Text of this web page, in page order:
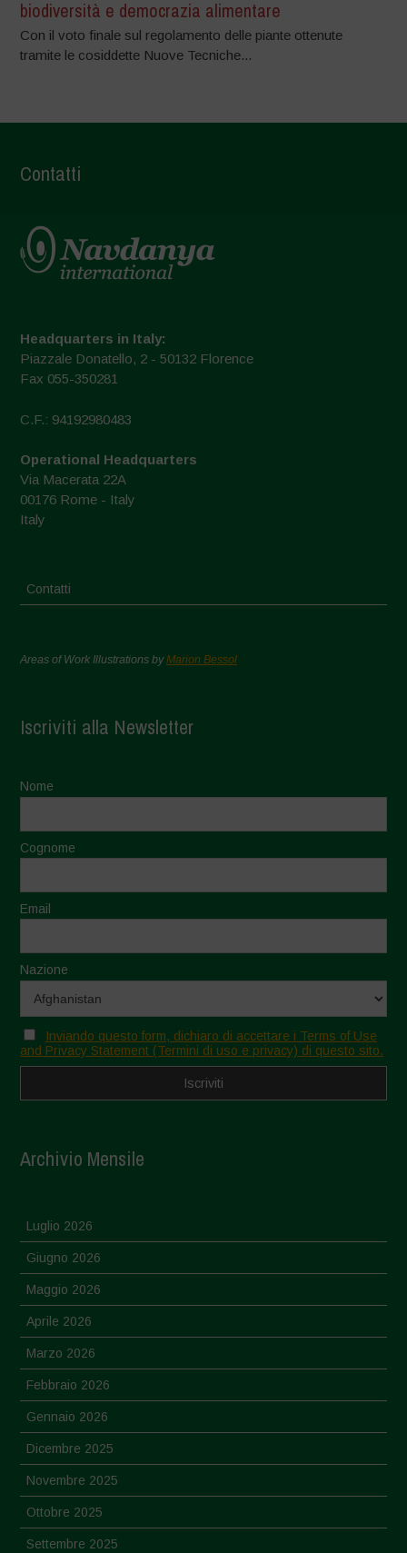
biodiversità e democrazia alimentare
Con il voto finale sul regolamento delle piante ottenute
tramite le cosiddette Nuove Tecniche...
Contatti
Headquarters in Italy:
Piazzale Donatello, 2 - 50132 Florence
Fax 055-350281
C.F.: 94192980483
Operational Headquarters
Via Macerata 22A
00176 Rome - Italy
Italy
Contatti
Areas of Work Illustrations byMarion Bessol
Iscriviti alla Newsletter
Nome
Cognome
Email
Nazione
Inviando questo form, dichiaro di accettare i Terms of Use
and Privacy Statement (Termini di uso e privacy) di questo sito.
Archivio Mensile
Luglio 2026
Giugno 2026
Maggio 2026
Aprile 2026
Marzo 2026
Febbraio 2026
Gennaio 2026
Dicembre 2025
Novembre 2025
Ottobre 2025
Settembre 2025